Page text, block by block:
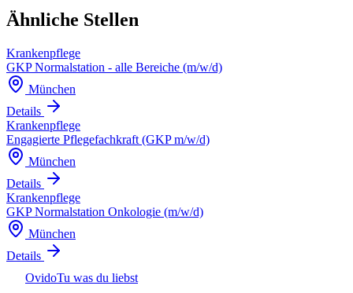
Ähnliche Stellen
Krankenpflege
GKP Normalstation - alle Bereiche (m/w/d)
München
Details
Krankenpflege
Engagierte Pflegefachkraft (GKP m/w/d)
München
Details
Krankenpflege
GKP Normalstation Onkologie (m/w/d)
München
Details
OvidoTu was du liebst